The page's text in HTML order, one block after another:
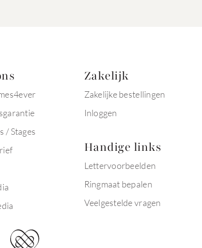
/ Stages
Zakelijk
Zakelijke bestellingen
Inloggen
Handige links
Lettervoorbeelden
Ringmaat bepalen
Veelgestelde vragen